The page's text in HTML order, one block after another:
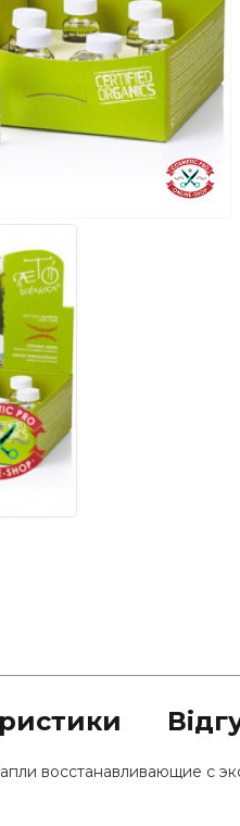
восстанавливающие с